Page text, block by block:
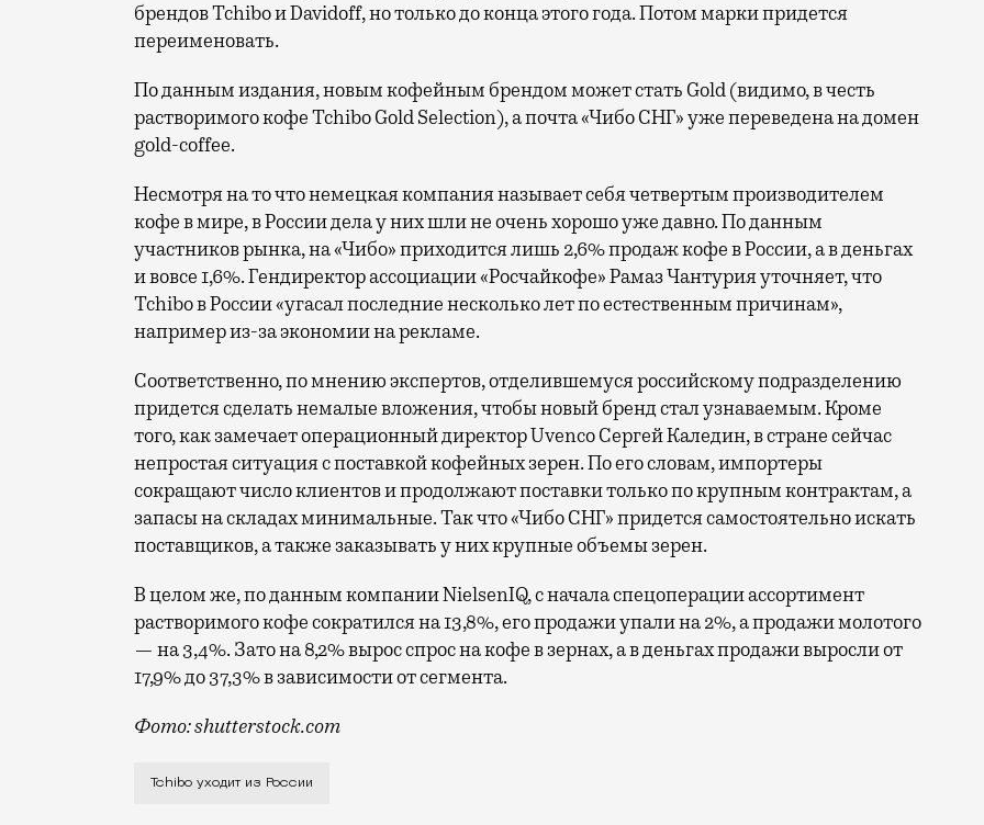
брендов Tchibo и Davidoff, но только до конца этого года. Потом марки придется
переименовать.
По данным издания, новым кофейным брендом может стать Gold (видимо, в честь
растворимого кофе Tchibo Gold Selection), а почта «Чибо СНГ» уже переведена на домен
gold-coffee.
Несмотря на то что немецкая компания называет себя четвертым производителем
кофе в мире, в России дела у них шли не очень хорошо уже давно. По данным
участников рынка, на «Чибо» приходится лишь 2,6% продаж кофе в России, а в деньгах
и вовсе 1,6%. Гендиректор ассоциации «Росчайкофе» Рамаз Чантурия уточняет, что
Tchibo в России «угасал последние несколько лет по естественным причинам»,
например из-за экономии на рекламе.
Соответственно, по мнению экспертов, отделившемуся российскому подразделению
придется сделать немалые вложения, чтобы новый бренд стал узнаваемым. Кроме
того, как замечает операционный директор Uvenco Сергей Каледин, в стране сейчас
непростая ситуация с поставкой кофейных зерен. По его словам, импортеры
сокращают число клиентов и продолжают поставки только по крупным контрактам, а
запасы на складах минимальные. Так что «Чибо СНГ» придется самостоятельно искать
поставщиков, а также заказывать у них крупные объемы зерен.
В целом же, по данным компании NielsenIQ, с начала спецоперации ассортимент
растворимого кофе сократился на 13,8%, его продажи упали на 2%, а продажи молотого
— на 3,4%. Зато на 8,2% вырос спрос на кофе в зернах, а в деньгах продажи выросли от
17,9% до 37,3% в зависимости от сегмента.
Фото: shutterstock.com
Впрочем, привычные названия исчезнут с полок магазинов не сразу. Как сообщает
Tchibo уходит из России